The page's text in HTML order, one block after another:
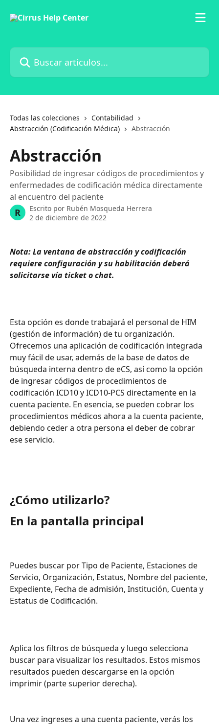
Buscar artículos...
Todas las colecciones
Contabilidad
Abstracción (Codificación Médica)
Abstracción
Abstracción
Posibilidad de ingresar códigos de procedimientos y
enfermedades de codificación médica directamente
al encuentro del paciente
R Escrito por Rubén Mosqueda Herrera
2 de diciembre de 2022
Nota: La ventana de abstracción y codificación
requiere configuración y su habilitación deberá
solicitarse vía ticket o chat.
Esta opción es donde trabajará el personal de HIM
(gestión de información) de tu organización.
Ofrecemos una aplicación de codificación integrada
muy fácil de usar, además de la base de datos de
búsqueda interna dentro de eCS, así como la opción
de ingresar códigos de procedimientos de
codificación ICD10 y ICD10-PCS directamente en la
cuenta paciente. En esencia, se pueden cobrar los
procedimientos médicos ahora a la cuenta paciente,
debiendo ceder a otra persona el deber de cobrar
ese servicio.
¿Cómo utilizarlo?
En la pantalla principal
Puedes buscar por Tipo de Paciente, Estaciones de
Servicio, Organización, Estatus, Nombre del paciente,
Expediente, Fecha de admisión, Institución, Cuenta y
Estatus de Codificación.
Aplica los filtros de búsqueda y luego selecciona
buscar para visualizar los resultados. Estos mismos
resultados pueden descargarse en la opción
imprimir (parte superior derecha).
Una vez ingreses a una cuenta paciente, verás los